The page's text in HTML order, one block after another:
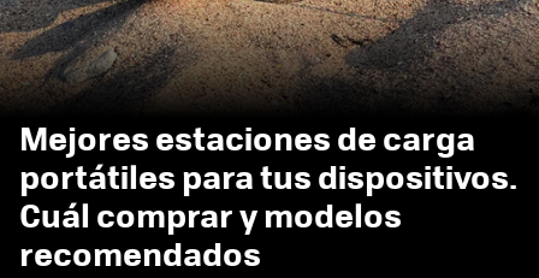
Mejores estaciones de carga
portátiles para tus dispositivos.
Cuál comprar y modelos
recomendados